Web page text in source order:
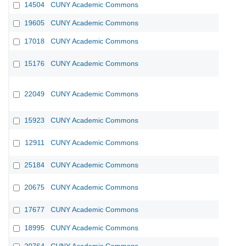
14504 CUNY Academic Commons
19605 CUNY Academic Commons
17018 CUNY Academic Commons
15176 CUNY Academic Commons
22049 CUNY Academic Commons
15923 CUNY Academic Commons
12911 CUNY Academic Commons
25184 CUNY Academic Commons
20675 CUNY Academic Commons
17677 CUNY Academic Commons
18995 CUNY Academic Commons